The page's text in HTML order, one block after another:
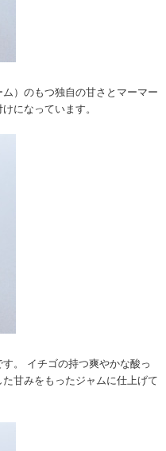
）のもつ独自の甘さとマーマー
になっています。
。 イチゴの持つ爽やかな酸っ
甘みをもったジャムに仕上げて